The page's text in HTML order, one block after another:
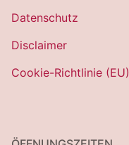
Datenschutz
Disclaimer
Cookie-Richtlinie (EU)